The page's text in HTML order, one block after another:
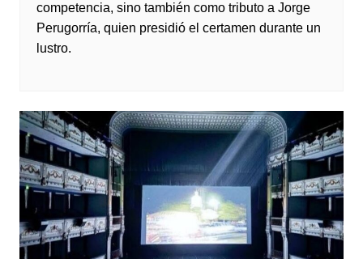
competencia, sino también como tributo a Jorge
Perugorría, quien presidió el certamen durante un
lustro.